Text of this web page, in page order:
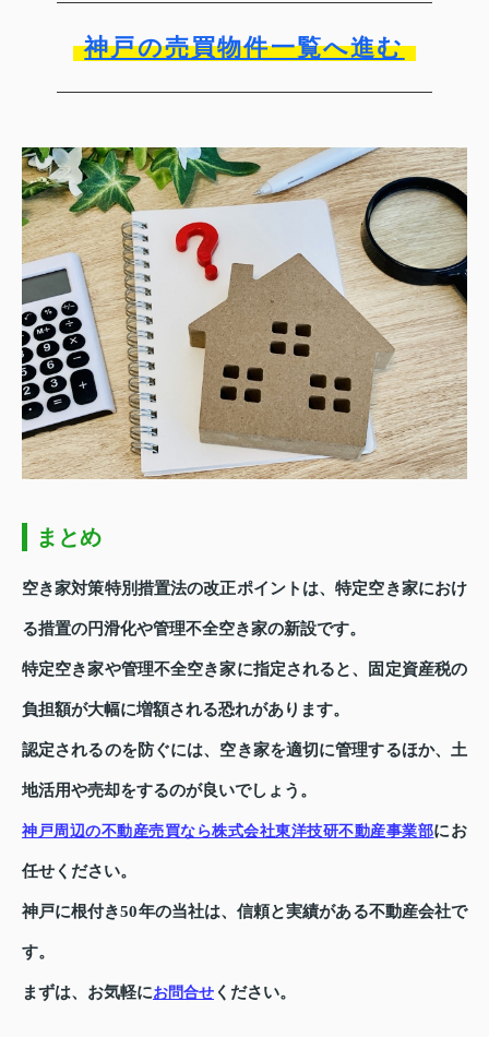
神戸の売買物件一覧へ進む
まとめ
空き家対策特別措置法の改正ポイントは、特定空き家におけ
る措置の円滑化や管理不全空き家の新設です。
特定空き家や管理不全空き家に指定されると、固定資産税の
負担額が大幅に増額される恐れがあります。
認定されるのを防ぐには、空き家を適切に管理するほか、土
地活用や売却をするのが良いでしょう。
神戸周辺の不動産売買なら株式会社東洋技研不動産事業部にお
任せください。
神戸に根付き50年の当社は、信頼と実績がある不動産会社で
す。
まずは、お気軽にお問合せ ください。